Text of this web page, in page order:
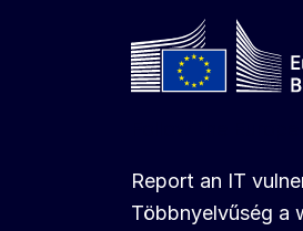
Report an IT
Többnyelvűség a